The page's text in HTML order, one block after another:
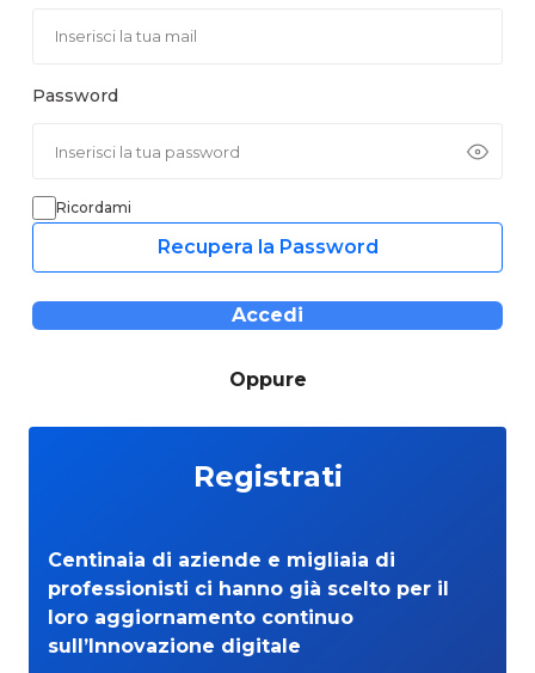
Password
Ricordami
Recupera la Password
Accedi
Oppure
Registrati
Centinaia di aziende e migliaia di
professionisti ci hanno già scelto per il
loro aggiornamento continuo
sull’Innovazione digitale